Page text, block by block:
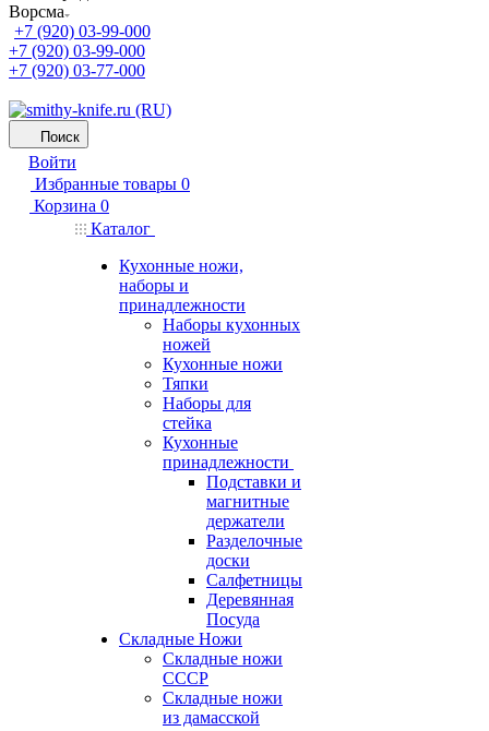
Ворсма
+7 (920) 03-99-000
+7 (920) 03-99-000
+7 (920) 03-77-000
Поиск
Войти
Избранные товары 0
Корзина 0
Каталог
Кухонные ножи,
наборы и
принадлежности
Наборы кухонных
ножей
Кухонные ножи
Тяпки
Наборы для
стейка
Кухонные
принадлежности
Подставки и
магнитные
держатели
Разделочные
доски
Салфетницы
Деревянная
Посуда
Складные Ножи
Cкладные ножи
СССР
Складные ножи
из дамасской